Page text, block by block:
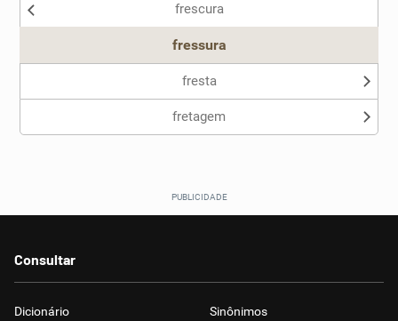
Sinônimos
frescura
fressura
fresta
fretagem
Consultar
Dicionário Sinônimos